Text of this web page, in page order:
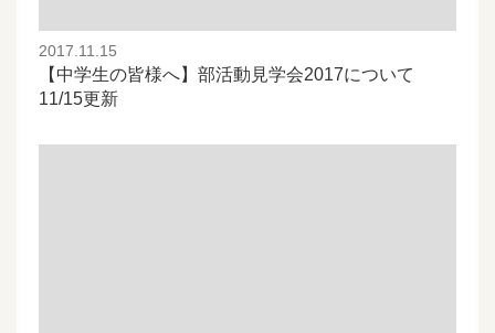
2017.11.15
【中学生の皆様へ】部活動見学会2017について
11/15更新